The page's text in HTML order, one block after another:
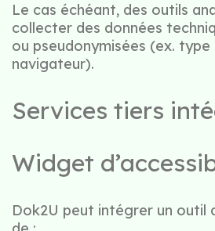
Le cas échéant, des outils
collecter des données
ou pseudonymisées (ex. type
navigateur).
Services tiers
Widget
Dok2U peut intégrer un outil